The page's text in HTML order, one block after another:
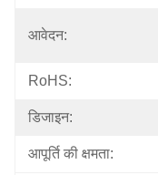
आवेदन:
RoHS:
डिजाइन:
आपूर्ति की क्षमता: